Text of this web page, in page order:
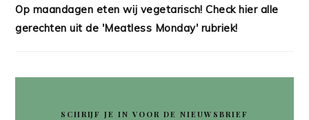
Op maandagen eten wij vegetarisch! Check hier alle
gerechten uit de 'Meatless Monday' rubriek!
SCHRIJF JE IN VOOR DE NIEUWSBRIEF